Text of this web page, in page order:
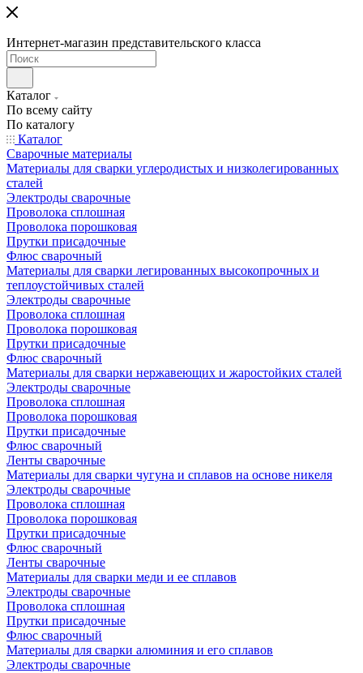
Интернет-магазин представительского класса
Каталог
По всему сайту
По каталогу
Каталог
Сварочные материалы
Материалы для сварки углеродистых и низколегированных
сталей
Электроды сварочные
Проволока сплошная
Проволока порошковая
Прутки присадочные
Флюс сварочный
Материалы для сварки легированных высокопрочных и
теплоустойчивых сталей
Электроды сварочные
Проволока сплошная
Проволока порошковая
Прутки присадочные
Флюс сварочный
Материалы для сварки нержавеющих и жаростойких сталей
Электроды сварочные
Проволока сплошная
Проволока порошковая
Прутки присадочные
Флюс сварочный
Ленты сварочные
Материалы для сварки чугуна и сплавов на основе никеля
Электроды сварочные
Проволока сплошная
Проволока порошковая
Прутки присадочные
Флюс сварочный
Ленты сварочные
Материалы для сварки меди и ее сплавов
Электроды сварочные
Проволока сплошная
Прутки присадочные
Флюс сварочный
Материалы для сварки алюминия и его сплавов
Электроды сварочные